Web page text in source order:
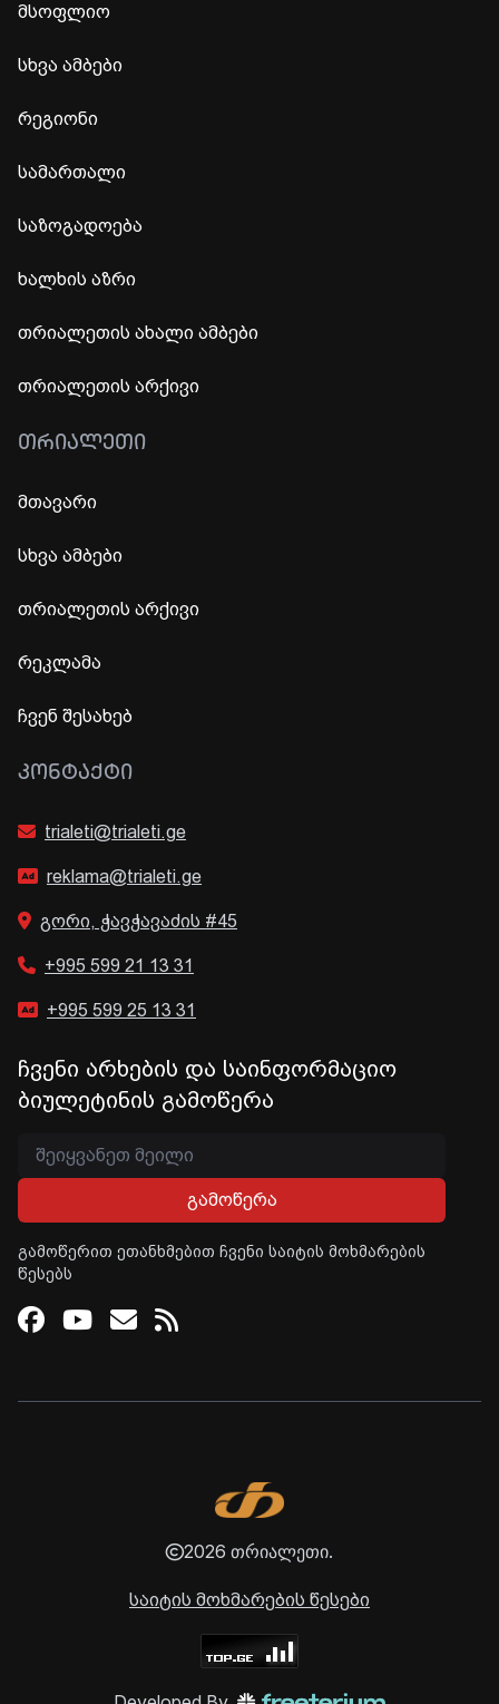
მსოფლიო
სხვა ამბები
რეგიონი
სამართალი
საზოგადოება
ხალხის აზრი
თრიალეთის ახალი ამბები
თრიალეთის არქივი
ᲗᲠᲘᲐᲚᲔᲗᲘ
მთავარი
სხვა ამბები
თრიალეთის არქივი
რეკლამა
ჩვენ შესახებ
ᲙᲝᲜᲢᲐᲥᲢᲘ
trialeti@trialeti.ge
reklama@trialeti.ge
გორი, ჭავჭავაძის #45
+995 599 21 13 31
+995 599 25 13 31
ჩვენი არხების და საინფორმაციო
ბიულეტინის გამოწერა
გამოწერა
გამოწერით ეთანხმებით ჩვენი საიტის მოხმარების
წესებს
Facebook
Youtube
Email
RSS
2026 თრიალეთი.
საიტის მოხმარების წესები